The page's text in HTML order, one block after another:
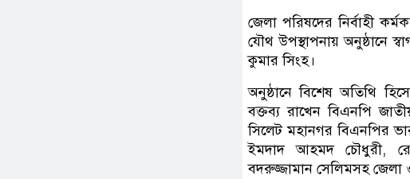
জেলা পরিষদের নির্বাহী
যৌথ উপস্থাপনায় অনুষ্ঠানে
কুমার সিংহ।
অনুষ্ঠানে বিশেষ অতিথি
বক্তব্য রাখেন বিএনপি
সিলেট মহানগর বিএনপির
ইমদাদ আহমদ চৌধুরী,
বদরুজ্জামান সেলিমসহ জেলা